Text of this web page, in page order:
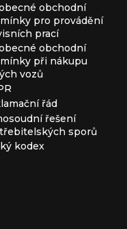
obchodní
pro provádění
prací
obchodní
při nákupu
vozů
řád
řešení
sporů
kodex